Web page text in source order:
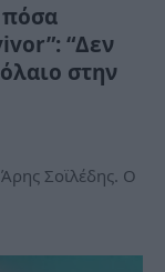
“Δεν
στην
Σοϊλέδης. Ο